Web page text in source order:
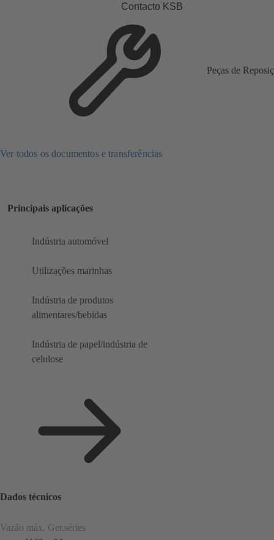
Contacto KSB
Peças de
Ver todos os documentos e transferências
Principais aplicações
Indústria automóvel
Utilizações marinhas
Indústria de produtos
alimentares/bebidas
Indústria de papel/indústria de
celulose
Dados técnicos
Vazão máx. Ger.séries